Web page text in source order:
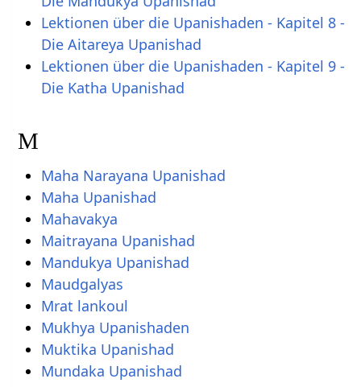
Lektionen über die Upanishaden - Kapitel 8 -
Die Aitareya Upanishad
Lektionen über die Upanishaden - Kapitel 9 -
Die Katha Upanishad
M
Maha Narayana Upanishad
Maha Upanishad
Mahavakya
Maitrayana Upanishad
Mandukya Upanishad
Maudgalyas
Mrat lankoul
Mukhya Upanishaden
Muktika Upanishad
Mundaka Upanishad